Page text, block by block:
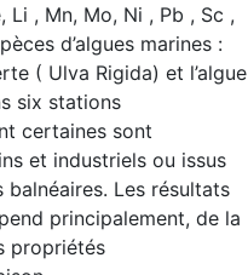
Li , Mn, Mo, Ni , Pb , Sc ,
d’algues marines :
( Ulva Rigida) et l’algue
six stations
certaines sont
et industriels ou issus
balnéaires. Les résultats
principalement, de la
propriétés